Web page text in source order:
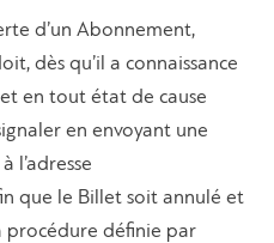
d’un Abonnement,
dès qu’il a connaissance
en tout état de cause
en envoyant une
l’adresse
que le Billet soit annulé et
procédure définie par